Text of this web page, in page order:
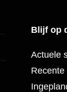
Blijf op
Actuele